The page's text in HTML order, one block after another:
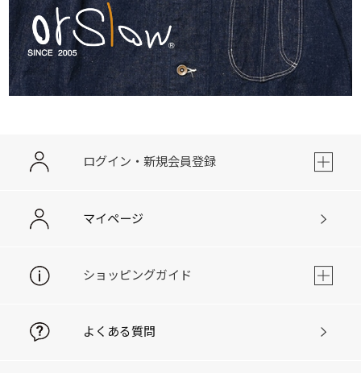
ログイン・新規会員登録
マイページ
ショッピングガイド
よくある質問